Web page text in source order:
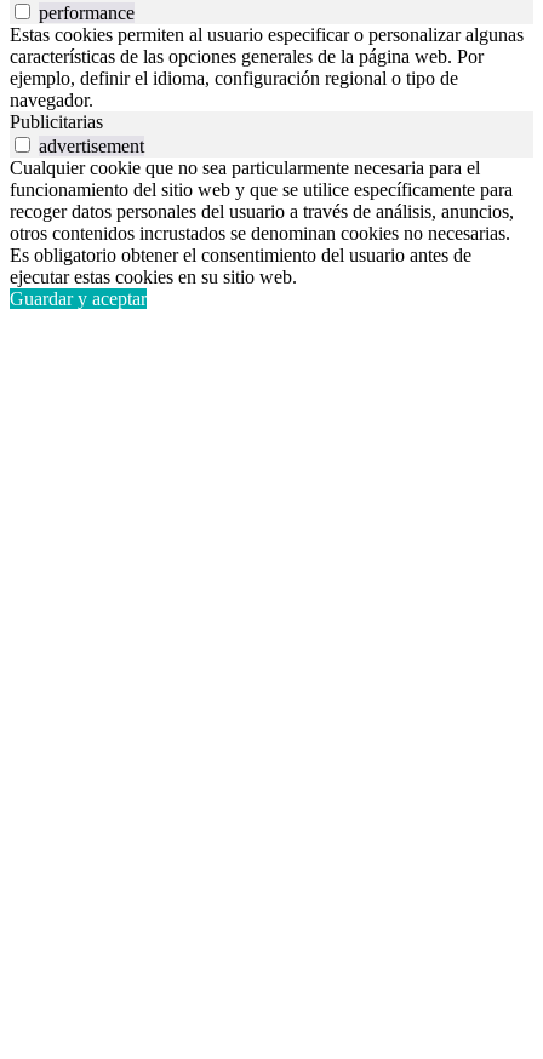
performance
Estas cookies permiten al usuario especificar o personalizar algunas
características de las opciones generales de la página web. Por
ejemplo, definir el idioma, configuración regional o tipo de
navegador.
Publicitarias
advertisement
Cualquier cookie que no sea particularmente necesaria para el
funcionamiento del sitio web y que se utilice específicamente para
recoger datos personales del usuario a través de análisis, anuncios,
otros contenidos incrustados se denominan cookies no necesarias.
Es obligatorio obtener el consentimiento del usuario antes de
ejecutar estas cookies en su sitio web.
Guardar y aceptar